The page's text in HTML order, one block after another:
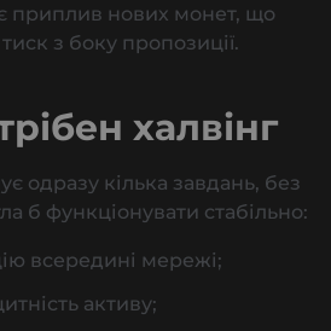
приплив нових монет, що
з боку пропозиції.
халвінг
одразу кілька завдань, без
б функціонувати стабільно:
всередині мережі;
активу;